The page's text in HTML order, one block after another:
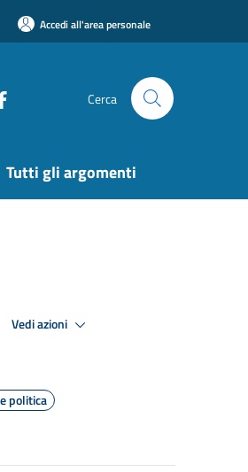
Accedi all'area personale
Cerca
Tutti gli argomenti
Vedi azioni
politica